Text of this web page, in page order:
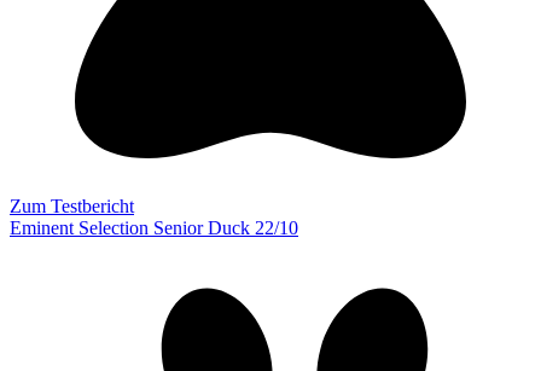
Zum Testbericht
Eminent Selection Senior Duck 22/10